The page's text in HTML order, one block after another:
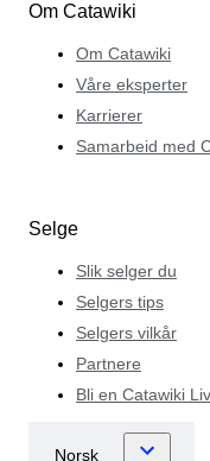
Om Catawiki
Om Catawiki
Våre eksperter
Karrierer
Samarbeid med
Selge
Slik selger du
Selgers tips
Selgers vilkår
Partnere
Bli en Catawiki